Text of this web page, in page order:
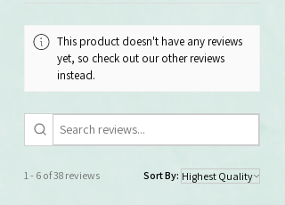
This product doesn't have any reviews
yet, so check out our other reviews
instead.
1 - 6 of 38 reviews Sort By: